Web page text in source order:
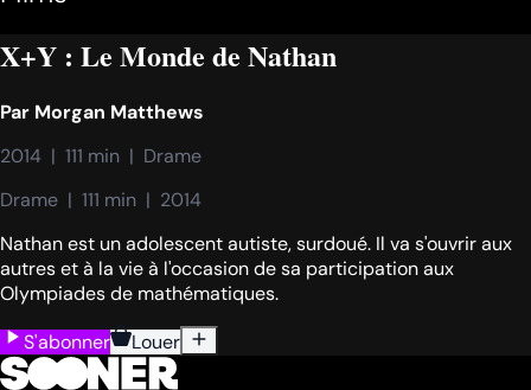
X+Y : Le Monde de Nathan
Par Morgan Matthews
2014  |  111 min  |  Drame
Drame  |  111 min  |  2014
Nathan est un adolescent autiste, surdoué. Il va s'ouvrir aux
autres et à la vie à l'occasion de sa participation aux
Olympiades de mathématiques.
S'abonner
Louer